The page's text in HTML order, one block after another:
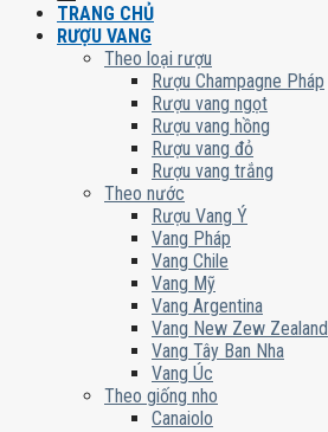
TRANG CHỦ
RƯỢU VANG
Theo loại rượu
Rượu Champagne Pháp
Rượu vang ngọt
Rượu vang hồng
Rượu vang đỏ
Rượu vang trắng
Theo nước
Rượu Vang Ý
Vang Pháp
Vang Chile
Vang Mỹ
Vang Argentina
Vang New Zew Zealand
Vang Tây Ban Nha
Vang Úc
Theo giống nho
Canaiolo